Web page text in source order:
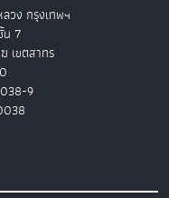
วง กรุงเทพฯ
น 7
เขตสาทร
9